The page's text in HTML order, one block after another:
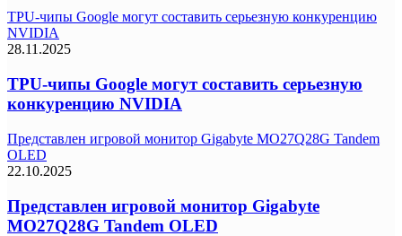
TPU-чипы Google могут составить серьезную конкуренцию
NVIDIA
28.11.2025
TPU-чипы Google могут составить серьезную
конкуренцию NVIDIA
Представлен игровой монитор Gigabyte MO27Q28G Tandem
OLED
22.10.2025
Представлен игровой монитор Gigabyte
MO27Q28G Tandem OLED